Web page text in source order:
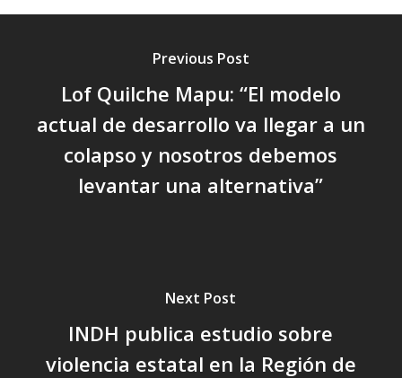
Previous Post
Lof Quilche Mapu: “El modelo
actual de desarrollo va llegar a un
colapso y nosotros debemos
levantar una alternativa”
Next Post
INDH publica estudio sobre
violencia estatal en la Región de